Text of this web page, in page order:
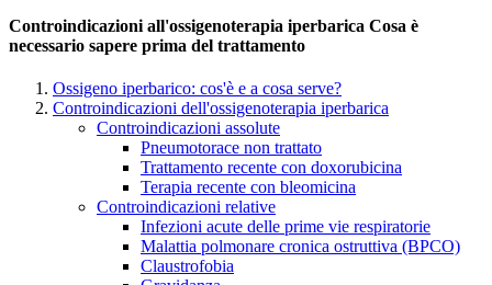
Controindicazioni all'ossigenoterapia iperbarica Cosa è
necessario sapere prima del trattamento
Ossigeno iperbarico: cos'è e a cosa serve?
Controindicazioni dell'ossigenoterapia iperbarica
Controindicazioni assolute
Pneumotorace non trattato
Trattamento recente con doxorubicina
Terapia recente con bleomicina
Controindicazioni relative
Infezioni acute delle prime vie respiratorie
Malattia polmonare cronica ostruttiva (BPCO)
Claustrofobia